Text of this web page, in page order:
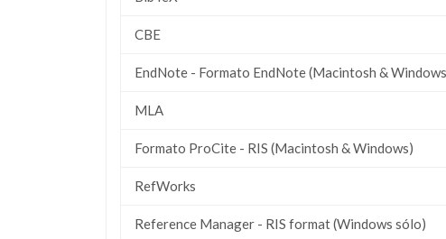
CBE
EndNote - Formato EndNote (Macintosh &
MLA
Formato ProCite - RIS (Macintosh & Windows)
RefWorks
Reference Manager - RIS format (Windows sólo)